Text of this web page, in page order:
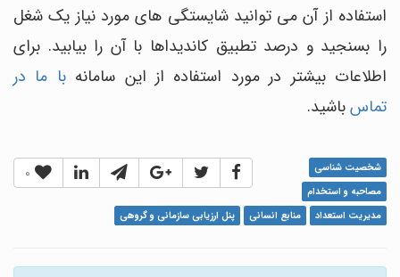
استفاده از آن می توانید شایستگی های مورد نیاز یک شغل
را بسنجید و درصد تطبیق کاندیداها با آن را بیابید. برای
اطلاعات بیشتر در مورد استفاده از این سامانه با ما در
تماسباشید.
0
شخصیت شناسی
مصاحبه و استخدام
مدیریت استعداد
منابع انسانی پنل ارزیابی سازمانی و گروهی